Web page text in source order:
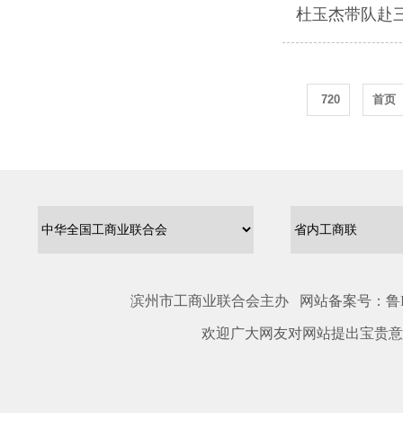
杜玉杰带队赴
720 首页
滨州市工商业联合会主办 网站备案号： 鲁
欢迎广大网友对网站提出宝贵